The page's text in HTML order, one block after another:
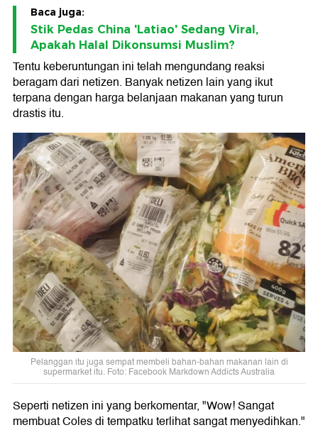
Baca juga:
Stik Pedas China 'Latiao' Sedang Viral,
Apakah Halal Dikonsumsi Muslim?
Tentu keberuntungan ini telah mengundang reaksi
beragam dari netizen. Banyak netizen lain yang ikut
terpana dengan harga belanjaan makanan yang turun
drastis itu.
Pelanggan itu juga sempat membeli bahan-bahan makanan lain di
supermarket itu. Foto: Facebook Markdown Addicts Australia
Seperti netizen ini yang berkomentar, "Wow! Sangat
membuat Coles di tempatku terlihat sangat menyedihkan."